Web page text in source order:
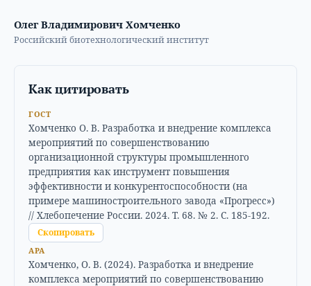
Олег Владимирович Хомченко
Российский биотехнологический институт
Как цитировать
ГОСТ
Хомченко О. В. Разработка и внедрение комплекса
мероприятий по совершенствованию
организационной структуры промышленного
предприятия как инструмент повышения
эффективности и конкурентоспособности (на
примере машиностроительного завода «Прогресс»)
// Хлебопечение России. 2024. Т. 68. № 2. С. 185-192.
Скопировать
APA
Хомченко, О. В. (2024). Разработка и внедрение
комплекса мероприятий по совершенствованию